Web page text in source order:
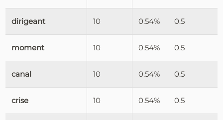
dirigeant 10 0.54% 0.5
moment 10 0.54% 0.5
canal 10 0.54% 0.5
crise 10 0.54% 0.5